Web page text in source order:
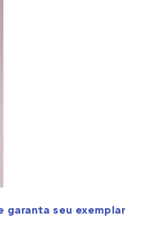
garanta seu exemplar